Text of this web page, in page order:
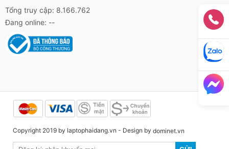
Tổng truy cập: 8.166.762
Đang online: --
Copyright 2019 by laptophaidang.vn - Design by dominet.vn